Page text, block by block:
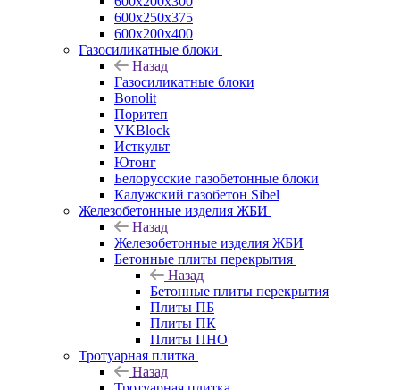
600х250х375
600х200х400
Газосиликатные блоки
Назад
Газосиликатные блоки
Bonolit
Поритеп
VKBlock
Исткульт
Ютонг
Белорусские газобетонные блоки
Калужский газобетон Sibel
Железобетонные изделия ЖБИ
Назад
Железобетонные изделия ЖБИ
Бетонные плиты перекрытия
Назад
Бетонные плиты перекрытия
Плиты ПБ
Плиты ПК
Плиты ПНО
Тротуарная плитка
Назад